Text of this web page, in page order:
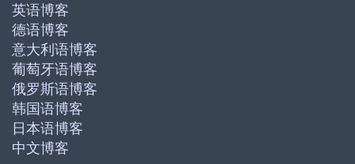
英语博客
德语博客
意大利语博客
葡萄牙语博客
俄罗斯语博客
韩国语博客
日本语博客
中文博客